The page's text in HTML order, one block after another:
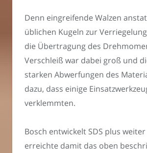
Denn eingreifende Walzen
üblichen Kugeln zur
die Übertragung des
Verschleiß war dabei groß und
starken Abwerfungen des
dazu, dass einige
verklemmten.
Bosch entwickelt SDS plus
erreichte damit das oben